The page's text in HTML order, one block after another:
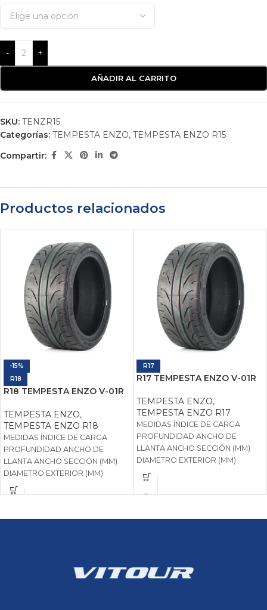
- +
AÑADIR AL CARRITO
SKU: TENZR15
Categorías: TEMPESTA ENZO, TEMPESTA ENZO R15
Compartir:
Productos relacionados
-15%
R18
R18 TEMPESTA ENZO V-01R
TEMPESTA ENZO,
TEMPESTA ENZO R18
MEDIDAS ÍNDICE DE CARGA
PROFUNDIDAD ANCHO DE
LLANTA ANCHO SECCIÓN (MM)
DIAMETRO EXTERIOR (MM)
CARGA MÁXIMA (KG) MÁX.
PRESION (KPA)
R17
R17 TEMPESTA ENZO V-01R
TEMPESTA ENZO,
TEMPESTA ENZO R17
MEDIDAS ÍNDICE DE CARGA
PROFUNDIDAD ANCHO DE
LLANTA ANCHO SECCIÓN (MM)
DIAMETRO EXTERIOR (MM)
CARGA MÁXIMA (KG) MÁX.
PRESION (KPA)